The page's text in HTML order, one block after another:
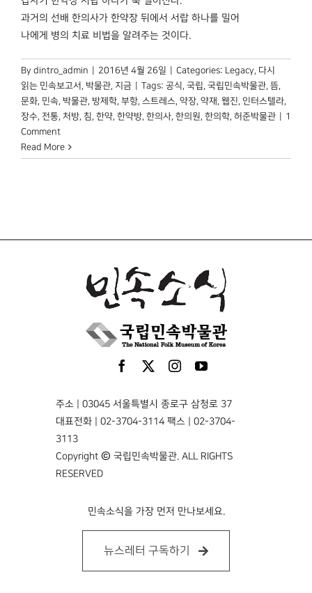
과거의 선배 한의사가 한약장 뒤에서 서랍 하나를 밀어
나에게 병의 치료 비법을 알려주는 것이다.
By dintro_admin 2016년 4월 26일 Categories: Legacy, 다시
읽는 민속보고서 , 박물관, 지금 Tags: 공식, 국립, 국립민속박물관, 뜸,
문화, 민속, 박물관, 방제학, 부항, 스트레스, 약장, 약재 , 웹진, 인터스텔라,
장수, 전통, 처방, 침, 한약, 한약방, 한의사, 한의원, 한의학, 허준박물관
1
Comment
Read More
주소 | 03045 서울특별시 종로구 삼청로 37
대표전화 | 02-3704-3114 팩스 | 02-3704-
3113
Copyright © 국립민속박물관. ALL RIGHTS
RESERVED
민속소식을 가장 먼저 만나보세요.
뉴스레터 구독하기